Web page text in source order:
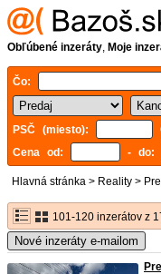
Obľúbené inzeráty, Moje
Čo:
PSČ (miesto):
Cena od:
- do:
Hlavná stránka > Reality >
101-120 inzerátov z
Nové inzeráty e-mailom